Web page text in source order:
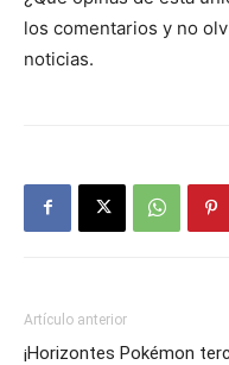
los comentarios y no
noticias.
Artículo anterior
¡Horizontes Pokémon